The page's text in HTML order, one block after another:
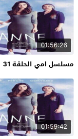
01:56:26
مسلسل امي الحلقة 31
01:59:42